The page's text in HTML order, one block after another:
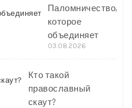
Паломничество,
которое
объединяет
03.08.2026
Кто такой
православный
скаут?